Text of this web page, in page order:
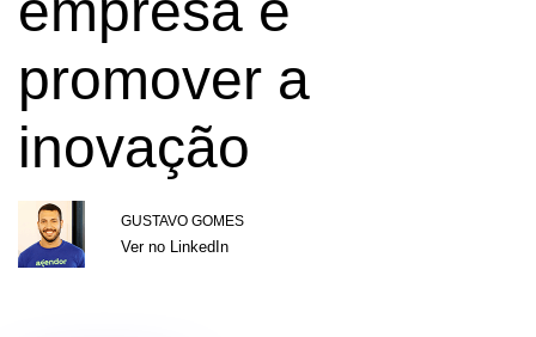
promover a
inovação
GUSTAVO GOMES
Ver no LinkedIn